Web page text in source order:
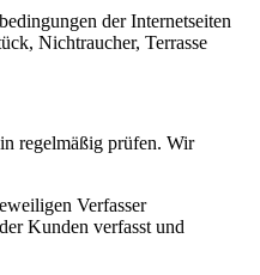
der Internetseiten
Nichtraucher, Terrasse
regelmäßig prüfen. Wir
Verfasser
Kunden verfasst und